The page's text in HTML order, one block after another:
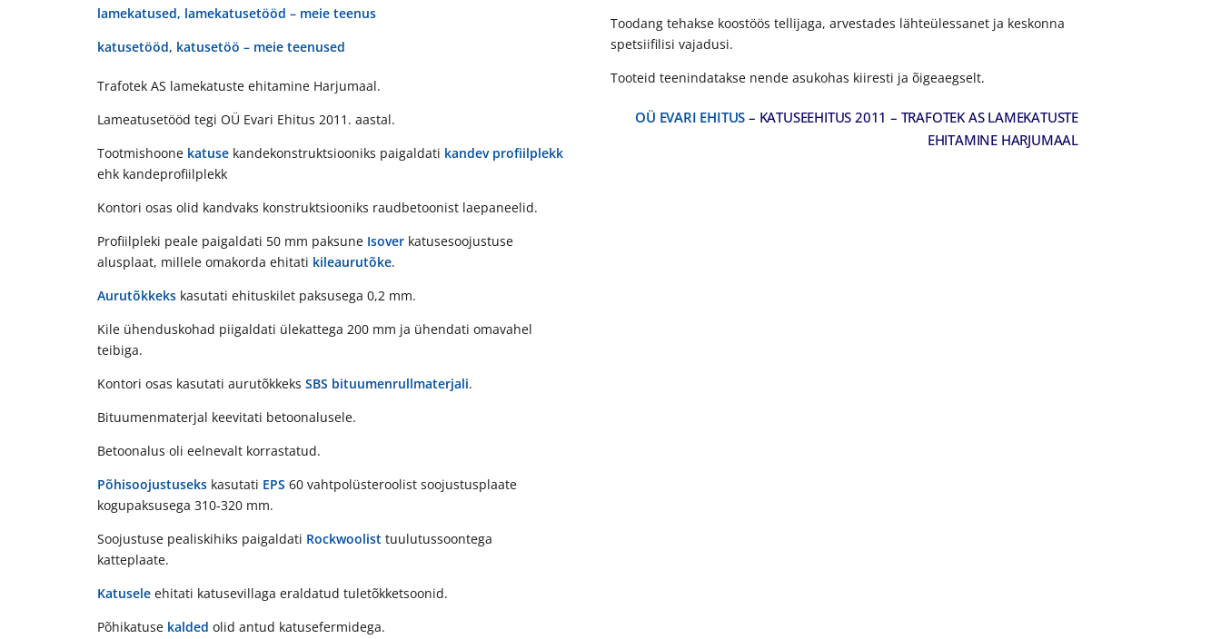
lamekatused, lamekatusetööd – meie teenus
katusetööd, katusetöö – meie teenused
Trafotek AS lamekatuste ehitamine Harjumaal.
Lameatusetööd tegi OÜ Evari Ehitus 2011. aastal.
Tootmishoone katuse kandekonstruktsiooniks paigaldati kandev profiilplekk
ehk kandeprofiilplekk
Kontori osas olid kandvaks konstruktsiooniks raudbetoonist laepaneelid.
Profiilpleki peale paigaldati 50 mm paksune Isover katusesoojustuse
alusplaat, millele omakorda ehitati kileaurutõke.
Aurutõkkeks kasutati ehituskilet paksusega 0,2 mm.
Kile ühenduskohad piigaldati ülekattega 200 mm ja ühendati omavahel
teibiga.
Kontori osas kasutati aurutõkkeks SBS bituumenrullmaterjali.
Bituumenmaterjal keevitati betoonalusele.
Betoonalus oli eelnevalt korrastatud.
Põhisoojustuseks kasutati EPS 60 vahtpolüsteroolist soojustusplaate
kogupaksusega 310-320 mm.
Soojustuse pealiskihiks paigaldati Rockwoolist tuulutussoontega
katteplaate.
Katusele ehitati katusevillaga eraldatud tuletõkketsoonid.
Põhikatuse kalded olid antud katusefermidega.
Toodang tehakse koostöös tellijaga, arvestades lähteülessanet ja keskonna
spetsiifilisi vajadusi.
Tooteid teenindatakse nende asukohas kiiresti ja õigeaegselt.
OÜ EVARI EHITUS – KATUSEEHITUS 2011 – TRAFOTEK AS LAMEKATUSTE
EHITAMINE HARJUMAAL